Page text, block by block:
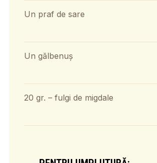
Un praf de sare
Un gălbenuș
20 gr. – fulgi de migdale